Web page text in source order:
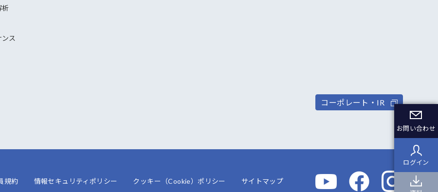
お問い合わせ
ログイン
析
ス
コーポレート・IR
規約 情報セキュリティポリシー クッキー（Cookie）ポリシー サイトマップ